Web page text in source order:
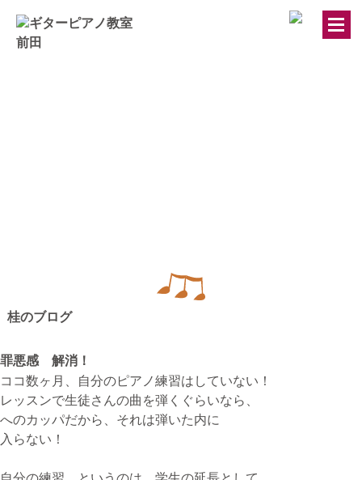
きのちゃんブログ
桂のブログ
無料体験・お問合せ
桂のブログ
罪悪感 解消！
ココ数ヶ月、自分のピアノ練習はしていない！
レッスンで生徒さんの曲を弾くぐらいなら、
へのカッパだから、それは弾いた内に
入らない！